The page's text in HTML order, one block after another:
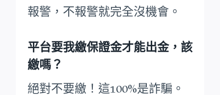
報警，不報警就完全沒機會。
平台要我繳保證金才能出金，該
繳嗎？
絕對不要繳！這100%是詐騙。